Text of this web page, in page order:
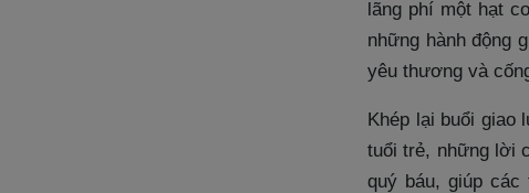
lãng phí một hạt
những hành động
yêu thương và
Khép lại buổi giao
tuổi trẻ, những lời
quý báu, giúp